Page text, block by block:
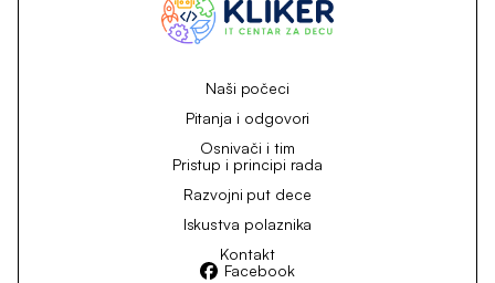
Naši počeci
Pitanja i odgovori
Osnivači i tim
Pristup i principi rada
Razvojni put dece
Iskustva polaznika
Kontakt
Facebook